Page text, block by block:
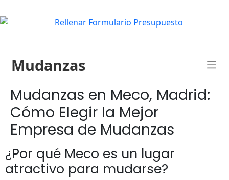
Mudanzas
Mudanzas en Meco, Madrid:
Cómo Elegir la Mejor
Empresa de Mudanzas
¿Por qué Meco es un lugar
atractivo para mudarse?